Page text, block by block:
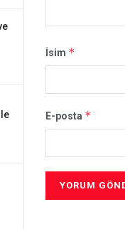
İsim *
E-posta *